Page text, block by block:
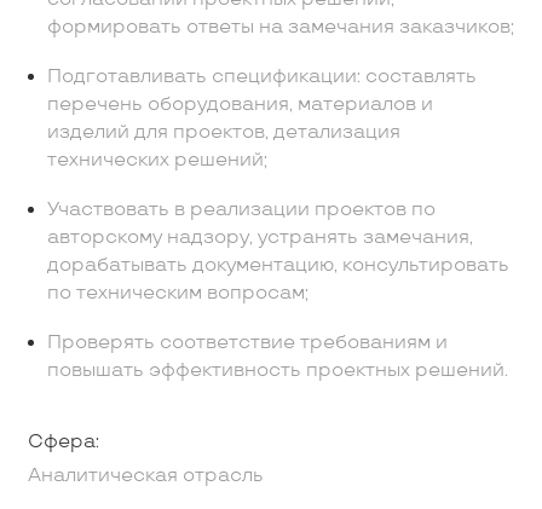
формировать ответы на замечания заказчиков;
Подготавливать спецификации: составлять
перечень оборудования, материалов и
изделий для проектов, детализация
технических решений;
Участвовать в реализации проектов по
авторскому надзору, устранять замечания,
дорабатывать документацию, консультировать
по техническим вопросам;
Проверять соответствие требованиям и
повышать эффективность проектных решений.
Сфера:
Аналитическая отрасль